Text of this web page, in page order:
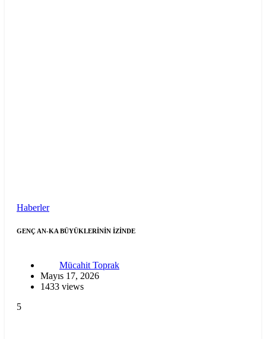
Haberler
GENÇ AN-KA BÜYÜKLERİNİN İZİNDE
Mücahit Toprak
Mayıs 17, 2026
1433 views
5